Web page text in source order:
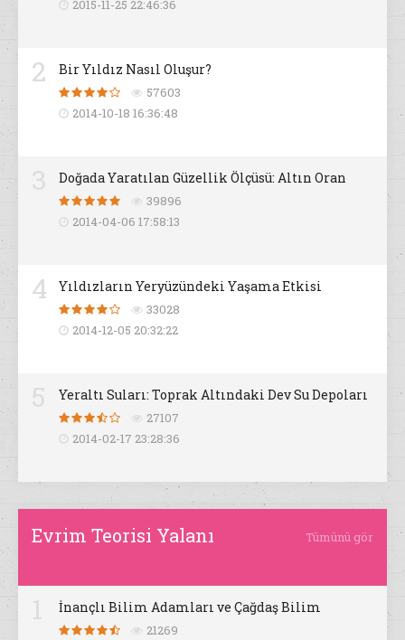
2015-11-25 22:46:36
2 Bir Yıldız Nasıl Oluşur?
57603
2014-10-18 16:36:48
Doğada Yaratılan Güzellik Ölçüsü: Altın Oran
39896
2014-04-06 17:58:13
4 Yıldızların Yeryüzündeki Yaşama Etkisi
33028
2014-12-05 20:32:22
Yeraltı Suları: Toprak Altındaki Dev Su Depoları
27107
2014-02-17 23:28:36
Evrim Teorisi Yalanı Tümünü gör
İnançlı Bilim Adamları ve Çağdaş Bilim
21269